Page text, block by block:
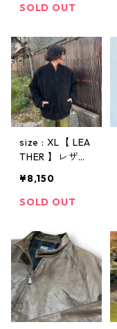
古着屋 高円寺
SOLD OUT
size : XL【 LEA
THER 】レザー
タジャン 黒 ヌ
バック 古着 古
ンテージ
¥8,150
SOLD OUT